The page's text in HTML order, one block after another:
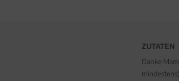
ZUTATEN
Danke